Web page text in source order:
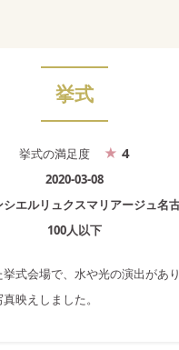
挙式
挙式の満足度 4
2020-03-08
シエルリュクスマリアージュ名
100人以下
式会場で、水や光の演出があり
映えしました。